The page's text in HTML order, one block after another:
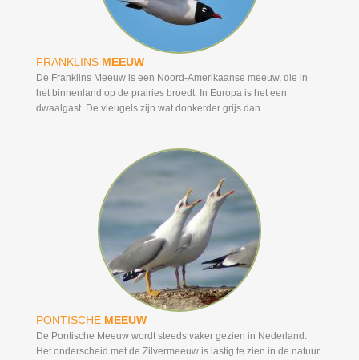
FRANKLINS MEEUW
De Franklins Meeuw is een Noord-Amerikaanse meeuw, die in
het binnenland op de prairies broedt. In Europa is het een
dwaalgast. De vleugels zijn wat donkerder grijs dan...
PONTISCHE MEEUW
De Pontische Meeuw wordt steeds vaker gezien in Nederland.
Het onderscheid met de Zilvermeeuw is lastig te zien in de natuur.